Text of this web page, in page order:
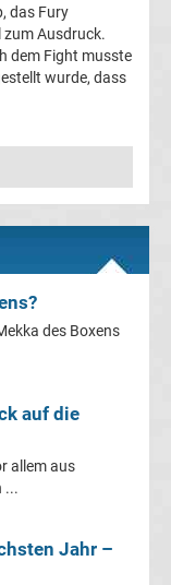
das Fury
zum Ausdruck.
dem Fight musste
wurde, dass
des Boxens
auf die
allem aus
...
Jahr –